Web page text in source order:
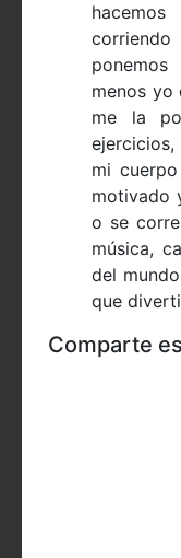
menos yo
me la
ejercicios,
mi
motivado
o se
música,
del
que
Comparte